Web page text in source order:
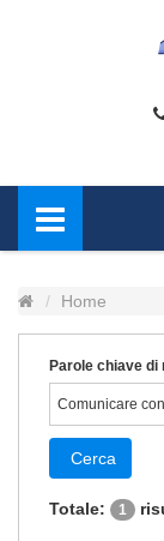
Home
Parole chiave di
Cerca
Totale: 1